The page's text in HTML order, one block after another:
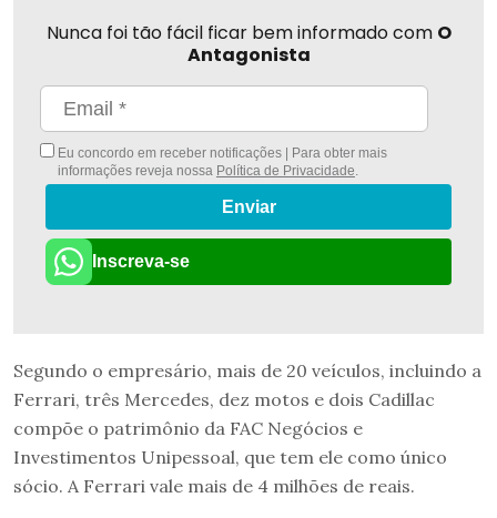
Nunca foi tão fácil ficar bem informado com O
Antagonista
Eu concordo em receber notificações | Para obter mais
informações reveja nossa Política de Privacidade.
Enviar
Inscreva-se
Segundo o empresário, mais de 20 veículos, incluindo a
Ferrari, três Mercedes, dez motos e dois Cadillac
compõe o patrimônio da FAC Negócios e
Investimentos Unipessoal, que tem ele como único
sócio. A Ferrari vale mais de 4 milhões de reais.